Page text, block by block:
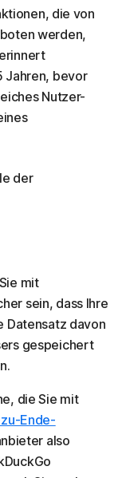
die von
werden,
Jahren, bevor
Nutzer-
der
mit
sein, dass Ihre
Datensatz davon
gespeichert
die Sie mit
Ende-
also